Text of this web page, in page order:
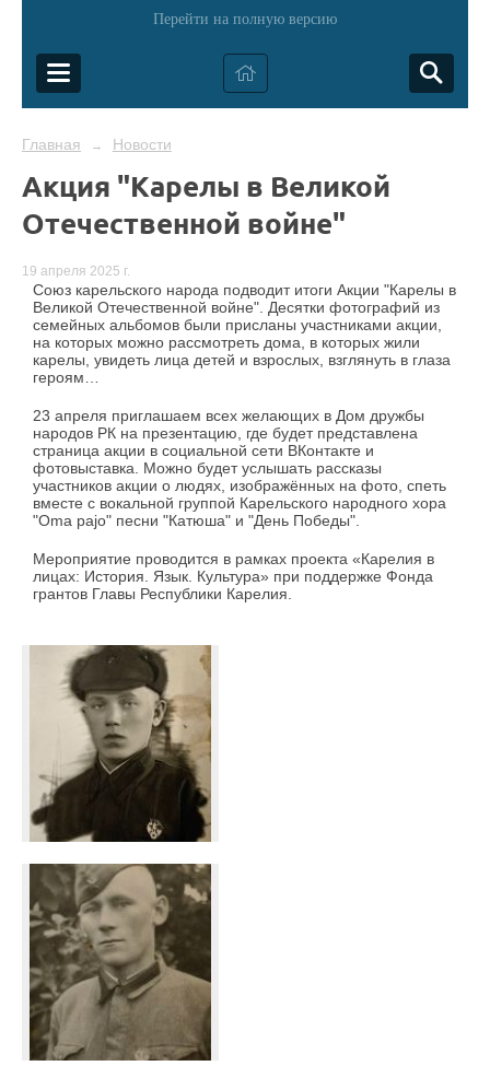
Перейти на полную версию
Главная → Новости
Акция "Карелы в Великой
Отечественной войне"
19 апреля 2025 г.
Союз карельского народа подводит итоги Акции "Карелы в
Великой Отечественной войне". Десятки фотографий из
семейных альбомов были присланы участниками акции,
на которых можно рассмотреть дома, в которых жили
карелы, увидеть лица детей и взрослых, взглянуть в глаза
героям…
23 апреля приглашаем всех желающих в Дом дружбы
народов РК на презентацию, где будет представлена
страница акции в социальной сети ВКонтакте и
фотовыставка. Можно будет услышать рассказы
участников акции о людях, изображённых на фото, спеть
вместе с вокальной группой Карельского народного хора
"Oma pajo" песни "Катюша" и "День Победы".
Мероприятие проводится в рамках проекта «Карелия в
лицах: История. Язык. Культура» при поддержке Фонда
грантов Главы Республики Карелия.